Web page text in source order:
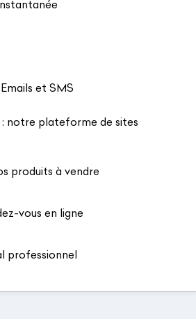
et SMS
notre plateforme de sites
produits à vendre
vous en ligne
professionnel